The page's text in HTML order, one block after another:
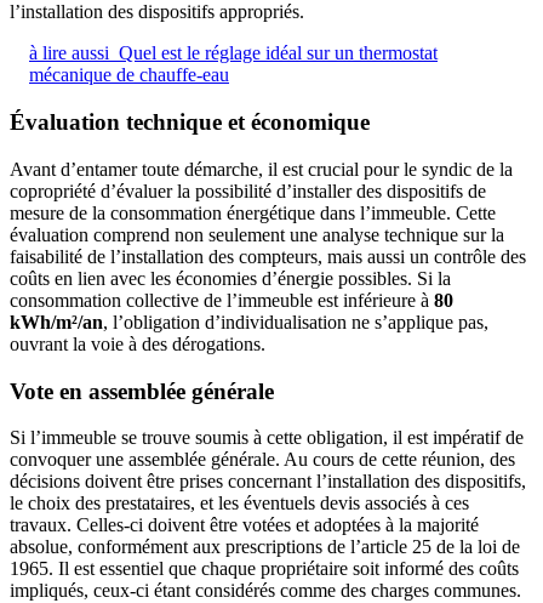
l’installation des dispositifs appropriés.
à lire aussi Quel est le réglage idéal sur un thermostat
mécanique de chauffe-eau
Évaluation technique et économique
Avant d’entamer toute démarche, il est crucial pour le syndic de la
copropriété d’évaluer la possibilité d’installer des dispositifs de
mesure de la consommation énergétique dans l’immeuble. Cette
évaluation comprend non seulement une analyse technique sur la
faisabilité de l’installation des compteurs, mais aussi un contrôle des
coûts en lien avec les économies d’énergie possibles. Si la
consommation collective de l’immeuble est inférieure à 80
kWh/m²/an, l’obligation d’individualisation ne s’applique pas,
ouvrant la voie à des dérogations.
Vote en assemblée générale
Si l’immeuble se trouve soumis à cette obligation, il est impératif de
convoquer une assemblée générale. Au cours de cette réunion, des
décisions doivent être prises concernant l’installation des dispositifs,
le choix des prestataires, et les éventuels devis associés à ces
travaux. Celles-ci doivent être votées et adoptées à la majorité
absolue, conformément aux prescriptions de l’article 25 de la loi de
1965. Il est essentiel que chaque propriétaire soit informé des coûts
impliqués, ceux-ci étant considérés comme des charges communes.